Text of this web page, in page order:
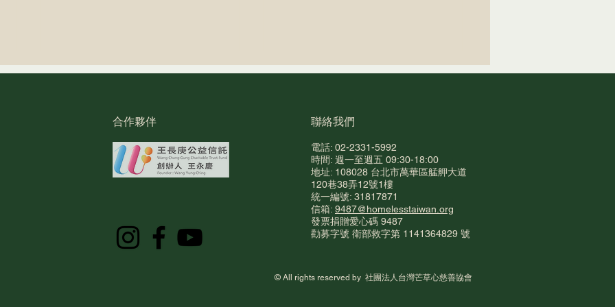
捐書至書寶二手書店，也可以
支持無家者自立生活！
合作夥伴 ​聯絡我們
電話: 02-2331-5992
時間: 週一至週五 09:30-18:00
地址: 108028 台北市萬華區艋舺大道
120巷38弄12號1樓
統一編號: 31817871
信箱: 9487@homelesstaiwan.org
​發票捐贈愛心碼 9487
勸募字號 衛部救字第 1141364829 號
© All rights reserved by 社團法人台灣芒草心慈善協會